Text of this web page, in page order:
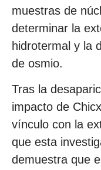
muestras de
determinar la
hidrotermal y la
de osmio.
Tras la
impacto de
vínculo con la
que esta
demuestra que